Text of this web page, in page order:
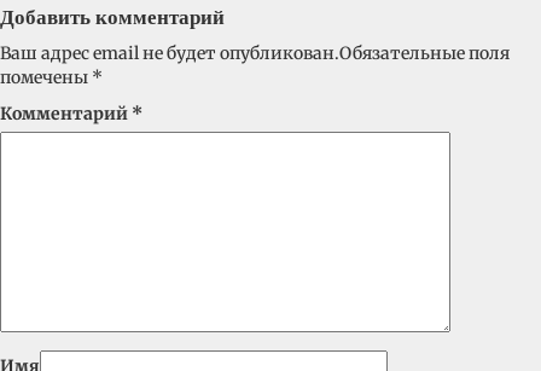
Добавить комментарий
Ваш адрес email не будет опубликован.Обязательные поля
помечены *
Комментарий *
Имя